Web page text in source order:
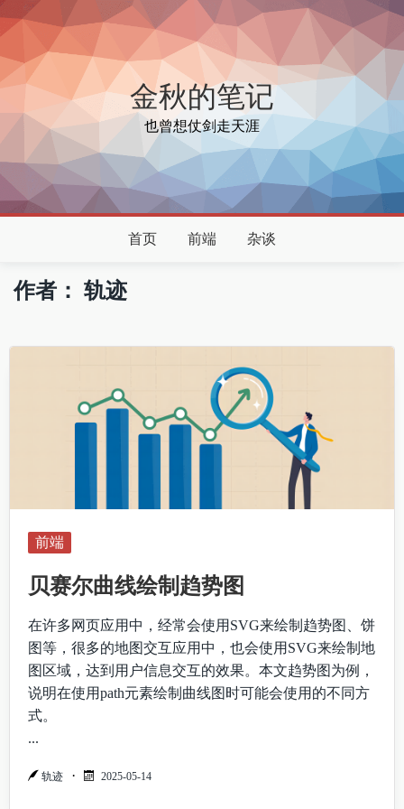
金秋的笔记
也曾想仗剑走天涯
首页 前端 杂谈
作者： 轨迹
前端
贝赛尔曲线绘制趋势图
在许多网页应用中，经常会使用SVG来绘制趋势图、饼
图等，很多的地图交互应用中，也会使用SVG来绘制地
图区域，达到用户信息交互的效果。本文趋势图为例，
说明在使用path元素绘制曲线图时可能会使用的不同方
式。
...
轨迹 2025-05-14